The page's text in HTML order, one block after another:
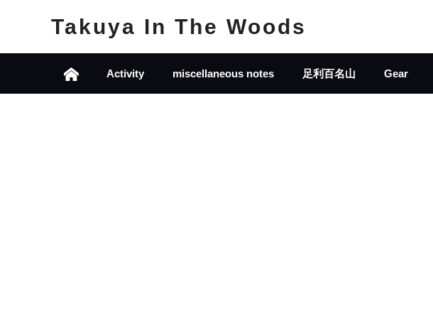
Takuya In The Woods
Activity miscellaneous notes 足利百名山 Gear